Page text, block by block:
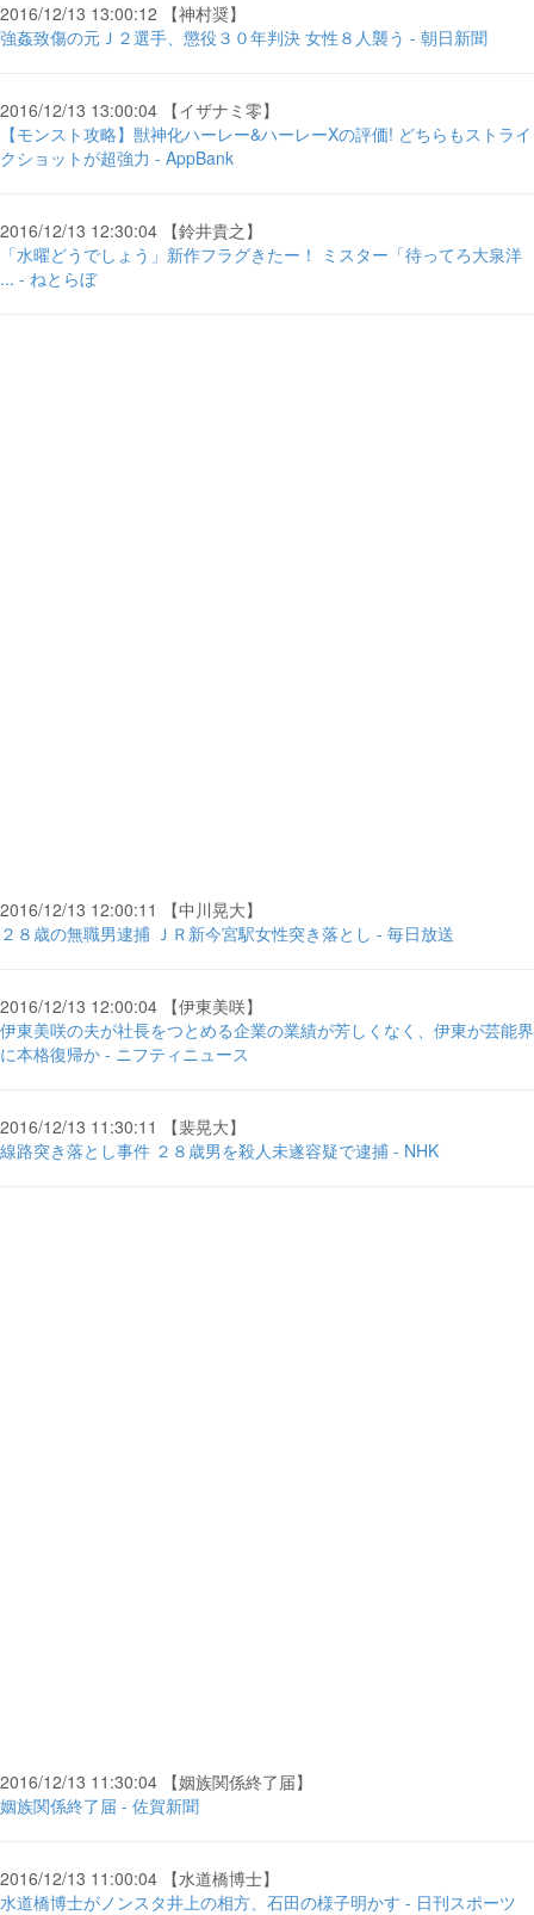
2016/12/13 13:00:12 【神村奨】
強姦致傷の元Ｊ２選手、懲役３０年判決 女性８人襲う - 朝日新聞
2016/12/13 13:00:04 【イザナミ零】
【モンスト攻略】獣神化ハーレー&ハーレーXの評価! どちらもストライ
クショットが超強力 - AppBank
2016/12/13 12:30:04 【鈴井貴之】
「水曜どうでしょう」新作フラグきたー！ ミスター「待ってろ大泉洋
... - ねとらぼ
2016/12/13 12:00:11 【中川晃大】
２８歳の無職男逮捕 ＪＲ新今宮駅女性突き落とし - 毎日放送
2016/12/13 12:00:04 【伊東美咲】
伊東美咲の夫が社長をつとめる企業の業績が芳しくなく、伊東が芸能界
に本格復帰か - ニフティニュース
2016/12/13 11:30:11 【裴晃大】
線路突き落とし事件 ２８歳男を殺人未遂容疑で逮捕 - NHK
2016/12/13 11:30:04 【姻族関係終了届】
姻族関係終了届 - 佐賀新聞
2016/12/13 11:00:04 【水道橋博士】
水道橋博士がノンスタ井上の相方、石田の様子明かす - 日刊スポーツ